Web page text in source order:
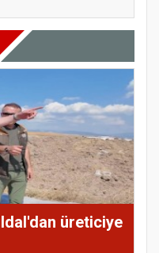
üreticiye